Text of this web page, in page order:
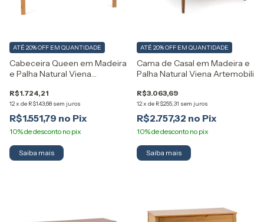
Cabeceira Queen em Madeira
e Palha Natural Viena
R$1.724,21
12x de R$143,68 sem juros
ATÉ 20% OFF EM QUANTIDADE
R$1.551,79
Saiba mais
Cama de Casal em Madeira e
Palha Natural Viena Artemobili
R$3.063,69
12x de R$255,31 sem juros
ATÉ 20% OFF EM QUANTIDADE
R$2.757,32